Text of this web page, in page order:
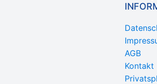
AGB
Kontakt